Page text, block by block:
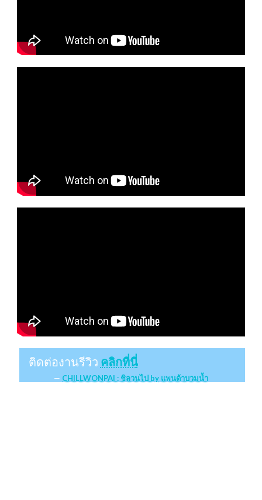
ติดต่องานรีวิว คลิกที่นี่
CHILLWONPAI : ชิลวนไป by แพนด้าบวมน้ำ